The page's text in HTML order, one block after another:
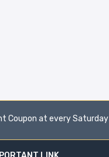
Coupon at every Saturday